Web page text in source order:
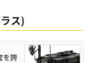
ス)
を誇